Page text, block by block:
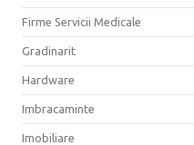
Firme Servicii Medicale
Gradinarit
Hardware
Imbracaminte
Imobiliare